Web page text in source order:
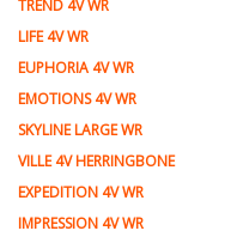
TREND 4V WR
LIFE 4V WR
EUPHORIA 4V WR
EMOTIONS 4V WR
SKYLINE LARGE WR
VILLE 4V HERRINGBONE
EXPEDITION 4V WR
IMPRESSION 4V WR